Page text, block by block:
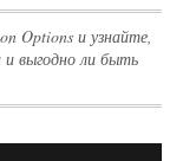
Options и узнайте,
выгодно ли быть